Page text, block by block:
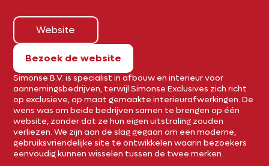
Website
Bezoek de website
Simonse B.V. is specialist in afbouw en interieur voor
aannemingsbedrijven, terwijl Simonse Exclusives zich richt
op exclusieve, op maat gemaakte interieurafwerkingen. De
wens was om beide bedrijven samen te brengen op één
website, zonder dat ze hun eigen uitstraling zouden
verliezen. We zijn aan de slag gegaan om een moderne,
gebruiksvriendelijke site te ontwikkelen waarin bezoekers
eenvoudig kunnen wisselen tussen de twee merken.